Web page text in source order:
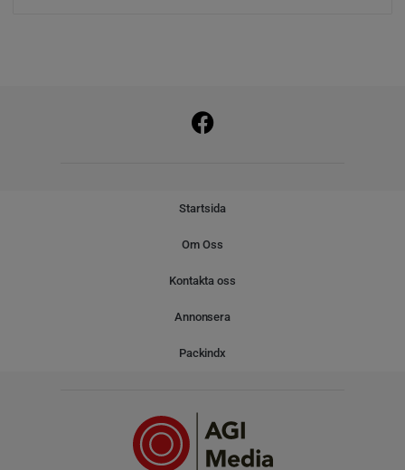
Startsida
Om Oss
Kontakta oss
Annonsera
Packindx